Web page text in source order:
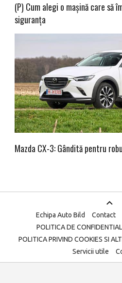
(P) Cum alegi o mașină care să
siguranța
Mazda CX-3: Gândită pentru
Echipa Auto Bild Contact
POLITICA DE
POLITICA PRIVIND COOKIES SI
Servicii utile